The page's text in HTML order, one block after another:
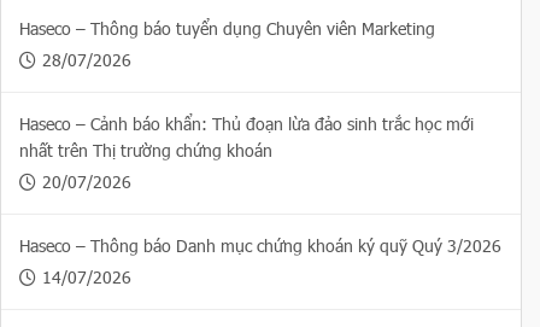
Haseco – Thông báo tuyển dụng Chuyên viên Marketing
28/07/2026
Haseco – Cảnh báo khẩn: Thủ đoạn lừa đảo sinh trắc học mới
nhất trên Thị trường chứng khoán
20/07/2026
Haseco – Thông báo Danh mục chứng khoán ký quỹ Quý 3/2026
14/07/2026